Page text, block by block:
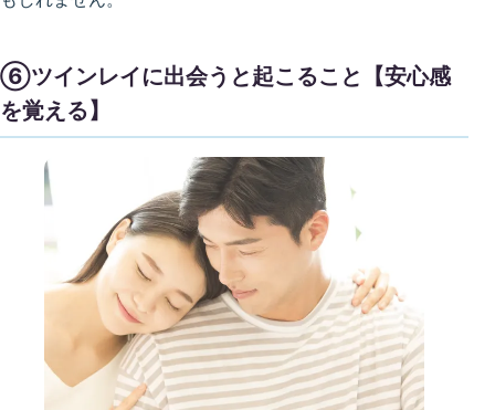
⑥ツインレイに出会うと起こること【安心感
を覚える】